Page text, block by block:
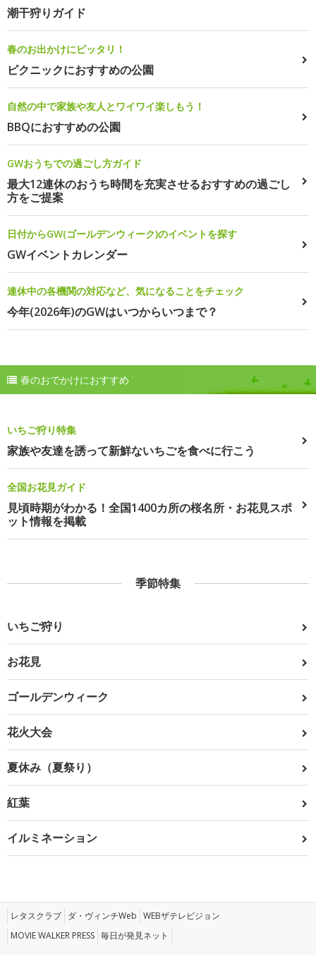
潮干狩りガイド
春のお出かけにピッタリ！
ピクニックにおすすめの公園
自然の中で家族や友人とワイワイ楽しもう！
BBQにおすすめの公園
GWおうちでの過ごし方ガイド
最大12連休のおうち時間を充実させるおすすめの過ごし
方をご提案
日付からGW(ゴールデンウィーク)のイベントを探す
GWイベントカレンダー
連休中の各機関の対応など、気になることをチェック
今年(2026年)のGWはいつからいつまで？
春のおでかけにおすすめ
いちご狩り特集
家族や友達を誘って新鮮ないちごを食べに行こう
全国お花見ガイド
見頃時期がわかる！全国1400カ所の桜名所・お花見スポ
ット情報を掲載
季節特集
いちご狩り
お花見
ゴールデンウィーク
花火大会
夏休み（夏祭り）
紅葉
イルミネーション
レタスクラブ ダ・ヴィンチWeb WEBザテレビジョン
MOVIE WALKER PRESS 毎日が発見ネット